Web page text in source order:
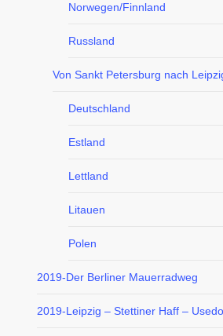
Norwegen/Finnland
Russland
Von Sankt Petersburg nach
Deutschland
Estland
Lettland
Litauen
Polen
2019-Der Berliner Mauerradweg
2019-Leipzig – Stettiner Haff –